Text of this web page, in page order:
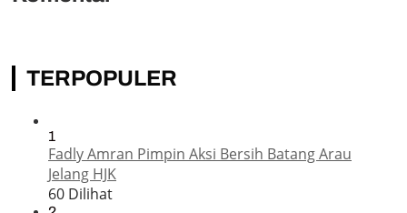
TERPOPULER
1
Fadly Amran Pimpin Aksi Bersih Batang Arau
Jelang HJK
60 Dilihat